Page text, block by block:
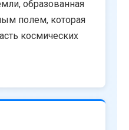
образованная
полем, которая
космических